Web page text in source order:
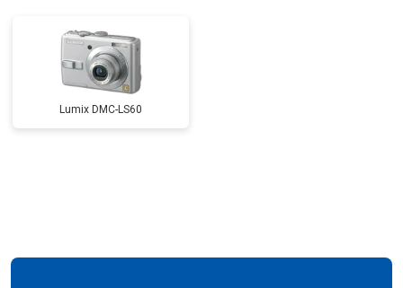
Lumix DMC-LS60